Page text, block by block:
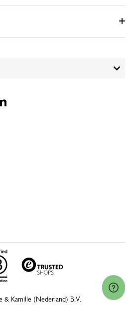
& Kamille (Nederland) B.V.